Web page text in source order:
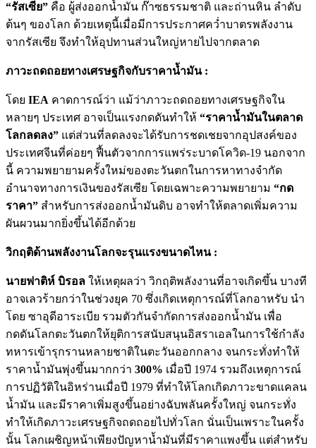
“รัสเซีย” คือ ผู้ส่งออกน้ำมัน ก๊าซธรรมชาติ และถ่านหิน ลำดับ
ต้นๆ ของโลก ด้วยเหตุนี้เมื่อมีการประกาศคว่ำบาตรพลังงาน
จากรัสเซีย จึงทำให้อุปทานส่วนใหญ่หายไปจากตลาด
ภาวะถดถอยทางเศรษฐกิจกับราคาน้ำมัน :
โดย IEA คาดการณ์ว่า แม้ว่าภาวะถดถอยทางเศรษฐกิจใน
หลายๆ ประเทศ อาจเป็นแรงกดดันทำให้ “ราคาน้ำมันในตลาด
โลกลดลง” แต่ส่วนที่ลดลงจะได้รับการชดเชยจากอุปสงค์ของ
ประเทศจีนที่ค่อยๆ ฟื้นตัวจากการแพร่ระบาดโควิด-19 นอกจาก
นี้ ความพยายามครั้งใหม่ของตะวันตกในการหาทางจำกัด
อำนาจทางการเงินของรัสเซีย โดยเฉพาะความพยายาม “กด
ราคา” สำหรับการส่งออกน้ำมันดิบ อาจทำให้ตลาดเพิ่มความ
ผันผวนมากยิ่งขึ้นได้อีกด้วย
วิกฤติด้านพลังงานโลกจะรุนแรงขนาดไหน :
นายฟาติห์ บิรอล ให้เหตุผลว่า วิกฤติพลังงานที่อาจเกิดขึ้น บางที
อาจเลวร้ายกว่าในช่วงยุค 70 ซึ่งเกิดเหตุการณ์ที่โลกอาหรับ นำ
โดย ซาอุดีอาระเบีย รวมตัวกันจำกัดการส่งออกน้ำมัน เพื่อ
กดดันโลกตะวันตกให้ยุติการสนับสนุนอิสราเอลในการใช้กำลัง
ทหารเข้ารุกรานหลายชาติในตะวันออกกลาง จนกระทั่งทำให้
ราคาน้ำมันพุ่งขึ้นมากกว่า 300% เมื่อปี 1974 รวมถึงเหตุการณ์
การปฏิวัติในอิหร่านเมื่อปี 1979 ที่ทำให้โลกเกิดภาวะขาดแคลน
น้ำมัน และมีราคาเพิ่มสูงขึ้นอย่างฉับพลันครั้งใหญ่ จนกระทั่ง
ทำให้เกิดภาวะเศรษฐกิจถดถอยไปทั่วโลก นั่นเป็นเพราะในครั้ง
นั้น โลกเผชิญหน้าเพียงปัญหาน้ำมันที่มีราคาแพงขึ้น แต่สำหรับ